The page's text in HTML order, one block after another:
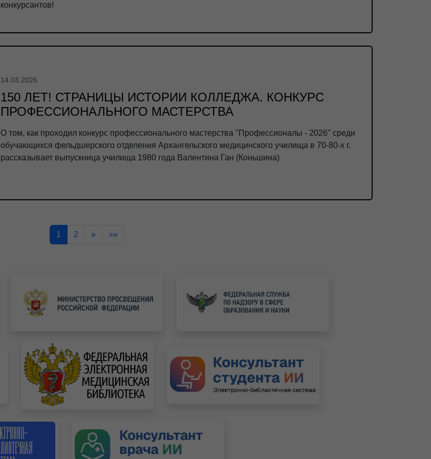
конкурсантов!
14.03.2026
150 ЛЕТ! СТРАНИЦЫ ИСТОРИИ КОЛЛЕДЖА. КОНКУРС
ПРОФЕССИОНАЛЬНОГО МАСТЕРСТВА
О том, как проходил конкурс профессионального мастерства "Профессионалы - 2026" среди
обучающихся фельдшерского отделения Архангельского медицинского училища в 70-80-х г.
рассказывает выпускница училища 1980 года Валентина Ган (Коньшина)
1 2 » »»